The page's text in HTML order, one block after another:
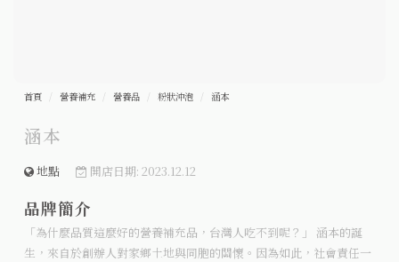
首頁 營養補充 營養品 粉狀沖泡 涵本
涵本
地點 開店日期: 2023.12.12
品牌簡介
「為什麼品質這麼好的營養補充品，台灣人吃不到呢？」 涵本的誕
生，來自於創辦人對家鄉土地與同胞的關懷。因為如此，社會責任一